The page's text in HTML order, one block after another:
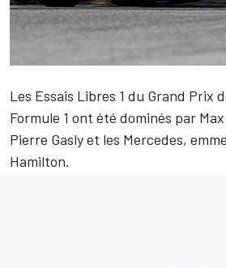
Les Essais Libres 1 du Grand Prix
Formule 1 ont été dominés par
Pierre Gasly et les Mercedes,
Hamilton.